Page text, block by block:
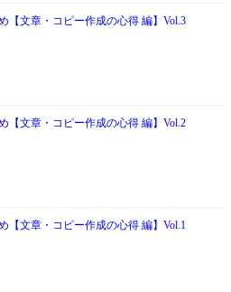
【文章・コピー作成の心得 編】Vol.3
【文章・コピー作成の心得 編】Vol.2
【文章・コピー作成の心得 編】Vol.1